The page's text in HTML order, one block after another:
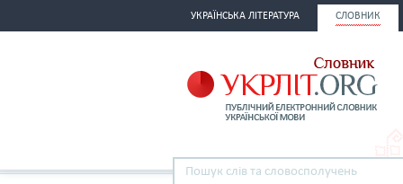
УКРАЇНСЬКА ЛІТЕРАТУРА СЛОВНИК